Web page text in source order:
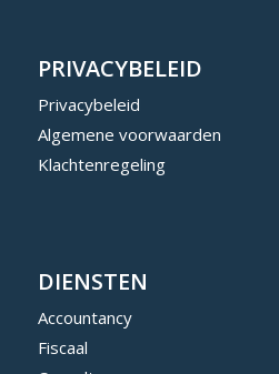
PRIVACYBELEID
Privacybeleid
Algemene voorwaarden
Klachtenregeling
DIENSTEN
Accountancy
Fiscaal